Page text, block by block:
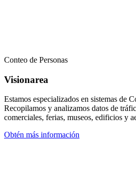
Conteo de Personas
Visionarea
Estamos especializados en sistemas de
Recopilamos y analizamos datos de
comerciales, ferias, museos, edificios y
Obtén más información